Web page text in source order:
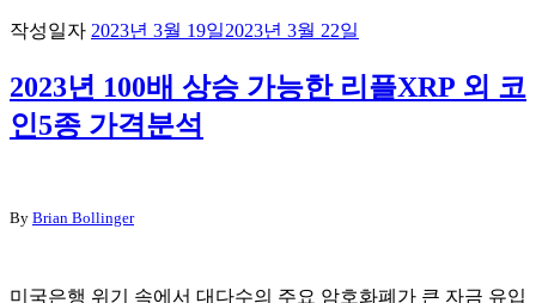
작성일자 2023년 3월 19일2023년 3월 22일
2023년 100배 상승 가능한 리플XRP 외 코
인5종 가격분석
By Brian Bollinger
미국은행 위기 속에서 대다수의 주요 암호화폐가 큰 자금 유입